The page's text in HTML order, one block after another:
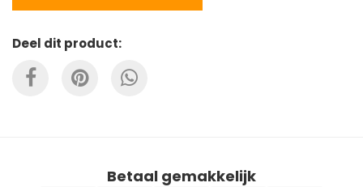
Deel dit product:
Betaal gemakkelijk